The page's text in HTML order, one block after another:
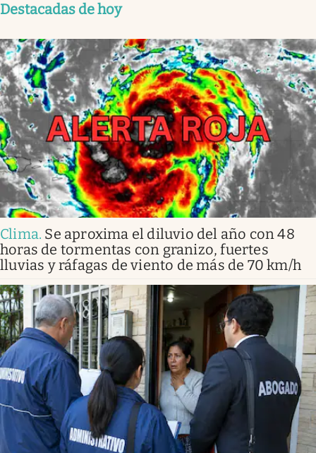
Destacadas de hoy
Clima. Se aproxima el diluvio del año con 48
horas de tormentas con granizo, fuertes
lluvias y ráfagas de viento de más de 70 km/h